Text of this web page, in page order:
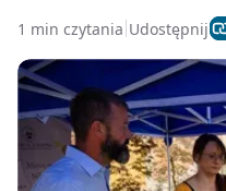
1 min czytania Udostępnij